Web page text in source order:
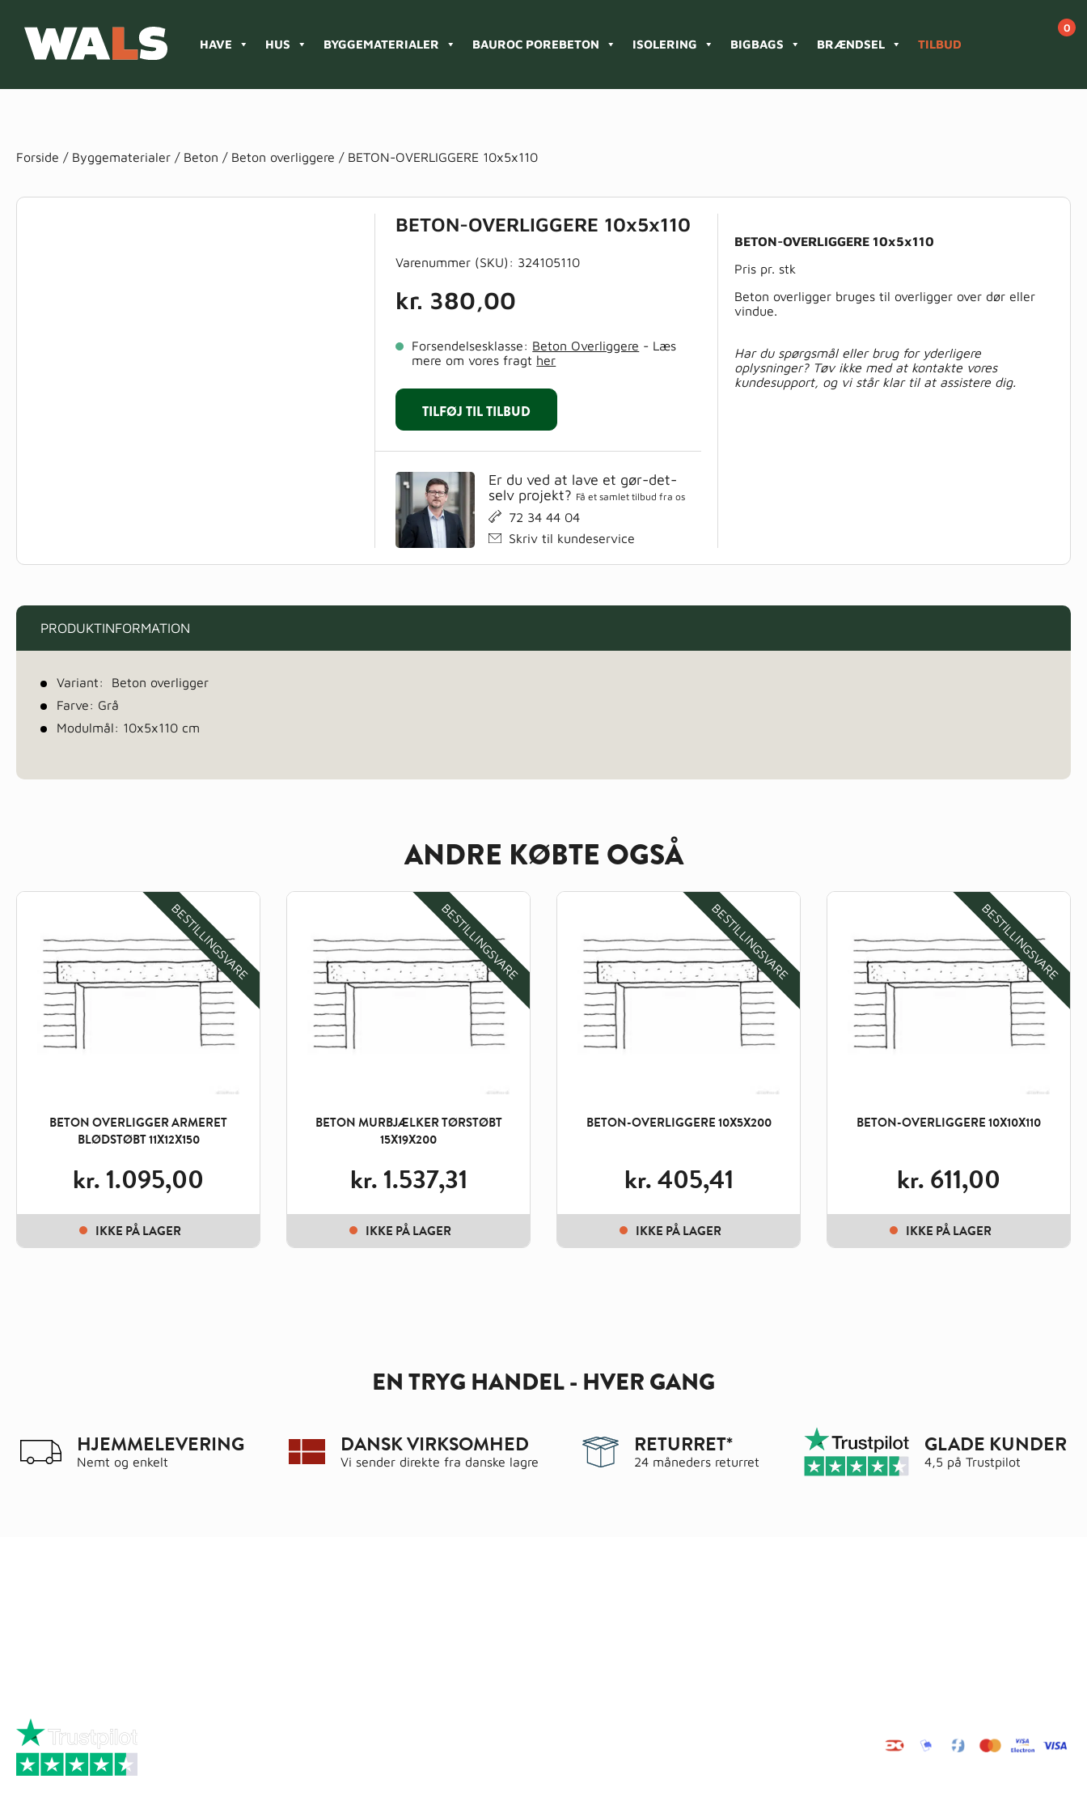
HAVE HUS BYGGEMATERIALER BAUROC POREBETON ISOLERING BIGBAGS BRÆNDSEL TILBUD
Forside / Byggematerialer / Beton / Beton overliggere / BETON-OVERLIGGERE 10x5x110
BETON-OVERLIGGERE 10x5x110
Varenummer (SKU): 324105110
kr. 380,00
Forsendelsesklasse: Beton Overliggere - Læs
mere om vores fragt her
TILFØJ TIL TILBUD
Er du ved at lave et gør-det-
selv projekt? Få et samlet tilbud fra os
72 34 44 04
Skriv til kundeservice
BETON-OVERLIGGERE 10x5x110
Pris pr. stk
Beton overligger bruges til overligger over dør eller
vindue.
Har du spørgsmål eller brug for yderligere
oplysninger? Tøv ikke med at kontakte vores
kundesupport, og vi står klar til at assistere dig.
PRODUKTINFORMATION
Variant: Beton overligger
Farve: Grå
Modulmål: 10x5x110 cm
ANDRE KØBTE OGSÅ
BESTILLINGSVARE
BETON OVERLIGGER ARMERET
BLØDSTØBT 11X12X150
kr.1.095,00
IKKE PÅ LAGER
BESTILLINGSVARE
BETON MURBJÆLKER TØRSTØBT
15X19X200
kr.1.537,31
IKKE PÅ LAGER
BESTILLINGSVARE
BETON-OVERLIGGERE 10X5X200
kr.405,41
IKKE PÅ LAGER
BESTILLINGSVARE
BETON-OVERLIGGERE 10X10X110
kr.611,00
IKKE PÅ LAGER
EN TRYG HANDEL - HVER GANG
HJEMMELEVERING
Nemt og enkelt
DANSK VIRKSOMHED
Vi sender direkte fra danske lagre
RETURRET*
24 måneders returret
GLADE KUNDER
4,5 på Trustpilot